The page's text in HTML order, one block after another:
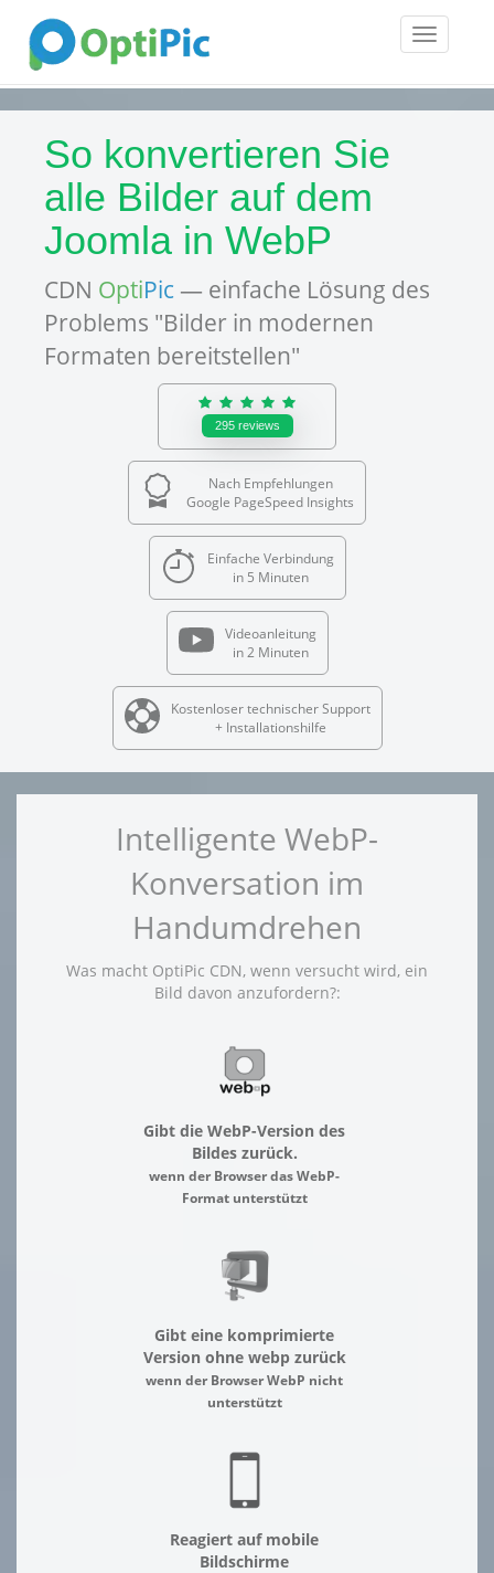
Toggle
So konvertieren Sie
alle Bilder auf dem
Joomla in WebP
CDN OptiPic — einfache Lösung des
Problems "Bilder in modernen
Formaten bereitstellen"
295 reviews
Nach Empfehlungen
Google PageSpeed Insights
Einfache Verbindung
in 5 Minuten
Videoanleitung
in 2 Minuten
Kostenloser technischer Support
+ Installationshilfe
Intelligente WebP-
Konversation im
Handumdrehen
Was macht OptiPic CDN, wenn versucht wird, ein
Bild davon anzufordern?:
Gibt die WebP-Version des
Bildes zurück.
wenn der Browser das WebP-
Format unterstützt
Gibt eine komprimierte
Version ohne webp zurück
wenn der Browser WebP nicht
unterstützt
Reagiert auf mobile
Bildschirme